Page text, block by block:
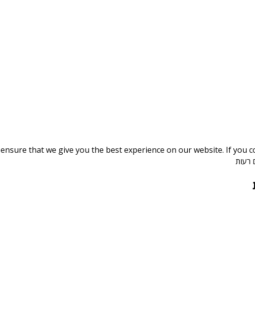
that we give you the best experience on our website. If
רעות